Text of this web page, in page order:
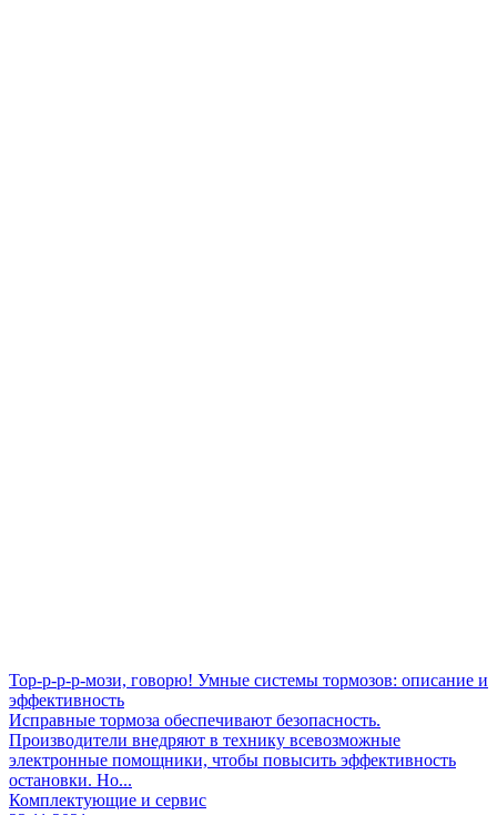
Тор-р-р-р-мози, говорю! Умные системы тормозов: описание и
эффективность
Исправные тормоза обеспечивают безопасность.
Производители внедряют в технику всевозможные
электронные помощники, чтобы повысить эффективность
остановки. Но...
Комплектующие и сервис